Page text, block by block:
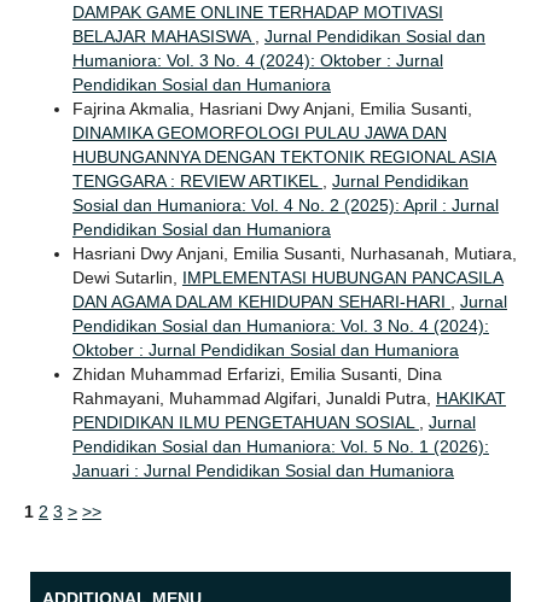
DAMPAK GAME ONLINE TERHADAP MOTIVASI
BELAJAR MAHASISWA
Jurnal Pendidikan Sosial dan
Humaniora: Vol. 3 No. 4 (2024): Oktober : Jurnal
Pendidikan Sosial dan Humaniora
Fajrina Akmalia, Hasriani Dwy Anjani, Emilia Susanti,
DINAMIKA GEOMORFOLOGI PULAU JAWA DAN
HUBUNGANNYA DENGAN TEKTONIK REGIONAL ASIA
TENGGARA : REVIEW ARTIKEL
Jurnal Pendidikan
Sosial dan Humaniora: Vol. 4 No. 2 (2025): April : Jurnal
Pendidikan Sosial dan Humaniora
Hasriani Dwy Anjani, Emilia Susanti, Nurhasanah, Mutiara,
Dewi Sutarlin, IMPLEMENTASI HUBUNGAN PANCASILA
DAN AGAMA DALAM KEHIDUPAN SEHARI-HARI
Jurnal
Pendidikan Sosial dan Humaniora: Vol. 3 No. 4 (2024):
Oktober : Jurnal Pendidikan Sosial dan Humaniora
Zhidan Muhammad Erfarizi, Emilia Susanti, Dina
Rahmayani, Muhammad Algifari, Junaldi Putra, HAKIKAT
PENDIDIKAN ILMU PENGETAHUAN SOSIAL
Jurnal
Pendidikan Sosial dan Humaniora: Vol. 5 No. 1 (2026):
Januari : Jurnal Pendidikan Sosial dan Humaniora
1 2 3 > >>
ADDITIONAL MENU